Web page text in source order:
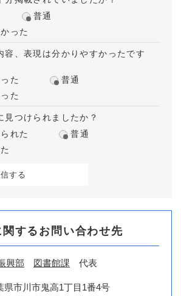
普通
った
容、表現は分かりやすかったです
た
普通
た
見つけられましたか？
れた
普通
するお問い合わせ先
興部 図書館課 代表
県市川市鬼高1丁目1番4号